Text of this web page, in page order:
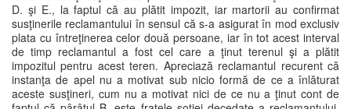
D. şi E., la faptul că au plătit impozit, iar martorii au confirmat
susţinerile reclamantului în sensul că s-a asigurat în mod exclusiv
plata cu întreţinerea celor două persoane, iar în tot acest interval
de timp reclamantul a fost cel care a ţinut terenul şi a plătit
impozitul pentru acest teren. Apreciază reclamantul recurent că
instanţa de apel nu a motivat sub nicio formă de ce a înlăturat
aceste susţineri, cum nu a motivat nici de ce nu a ţinut cont de